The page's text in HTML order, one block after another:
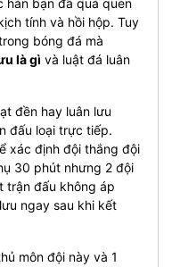
hẳn bạn đã quá quen
tính và hồi hộp. Tuy
bóng đá mà
là gì và luật đá luân
đền hay luân lưu
đấu loại trực tiếp.
xác định đội thắng đội
30 phút nhưng 2 đội
trận đấu không áp
ngay sau khi kết
môn đội này và 1